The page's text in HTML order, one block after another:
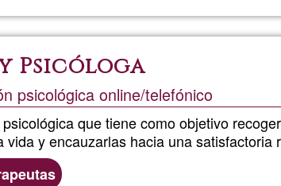
Psicóloga
psicológica online/telefónico
que tiene como objetivo
vida y encauzarlas hacia una satisfactoria